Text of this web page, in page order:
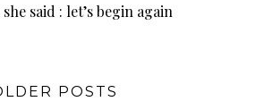
said : let’s begin again
POSTS